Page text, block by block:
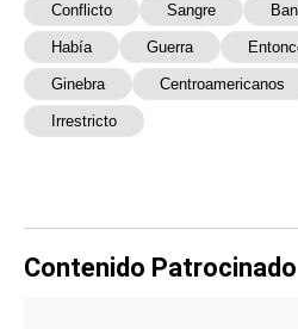
Conflicto Sangre
Había Guerra
Ginebra Centroamericanos
Irrestricto
Contenido Patrocinado